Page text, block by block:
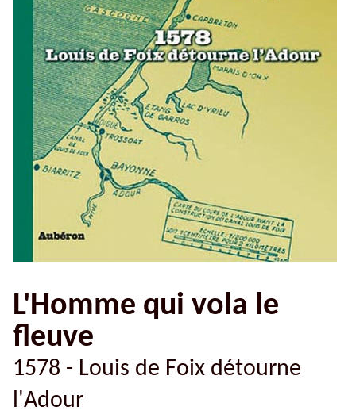
L'Homme qui vola le
fleuve
1578 - Louis de Foix détourne
l'Adour